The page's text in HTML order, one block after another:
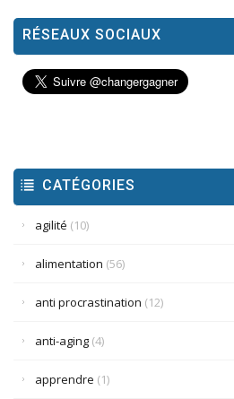
RÉSEAUX SOCIAUX
CATÉGORIES
agilité (10)
alimentation (56)
anti procrastination (12)
anti-aging (4)
apprendre (1)